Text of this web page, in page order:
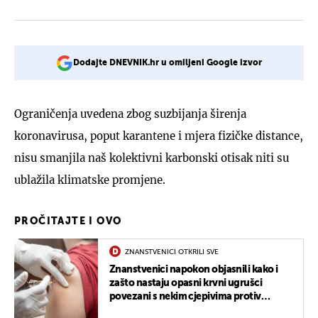
Dodajte DNEVNIK.hr u omiljeni Google izvor
Ograničenja uvedena zbog suzbijanja širenja
koronavirusa, poput karantene i mjera fizičke distance,
nisu smanjila naš kolektivni karbonski otisak niti su
ublažila klimatske promjene.
PROČITAJTE I OVO
ZNANSTVENICI OTKRILI SVE
Znanstvenici napokon objasnili kako i
zašto nastaju opasni krvni ugrušci
povezani s nekim cjepivima protiv